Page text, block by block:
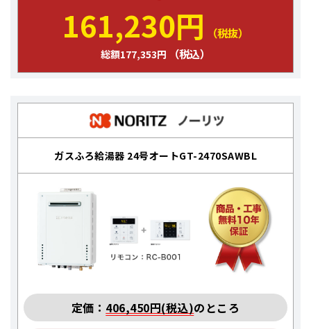
161,230円 （税抜）
総額177,353円 （税込）
ガスふろ給湯器 24号オートGT-2470SAWBL
定価： 406,450円(税込)のところ